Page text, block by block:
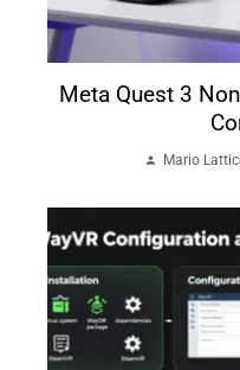
Meta Quest 3
Mario